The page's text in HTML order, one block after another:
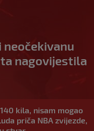
nagovijestila
kila, nisam mogao
priča NBA zvijezde,